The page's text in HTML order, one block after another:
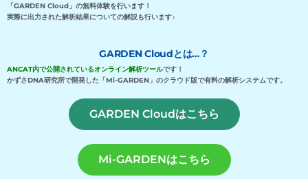
「GARDEN Cloud」の無料体験を行います！
実際に出力された解析結果についての解説も行います♪
GARDEN Cloudとは…？
ANCAT内で公開されているオンライン解析ツールです！
かずさDNA研究所で開発した「Mi-GARDEN」のクラウド版で有料の解析システムです。
GARDEN Cloudはこちら
Mi-GARDENはこちら